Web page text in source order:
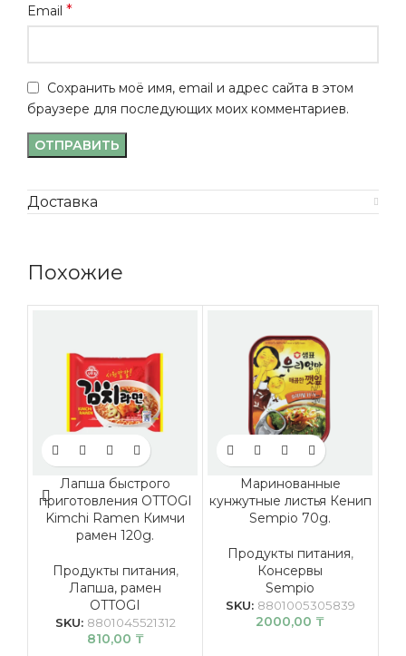
Email *
Сохранить моё имя, email и адрес сайта в этом
браузере для последующих моих комментариев.
Доставка
Похожие
Лапша быстрого
приготовления OTTOGI
Kimchi Ramen Кимчи
рамен 120g.
Продукты питания,
Лапша, рамен
OTTOGI
SKU: 8801045521312
810,00 ₸
Маринованные
кунжутные листья Кенип
Sempio 70g.
Продукты питания,
Консервы
Sempio
SKU: 8801005305839
2000,00 ₸